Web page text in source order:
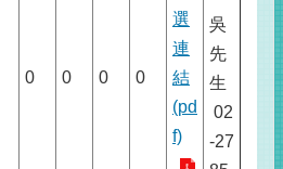
0 0 0 0
選
連
結
(pd
f)
吳
先
生
02
-27